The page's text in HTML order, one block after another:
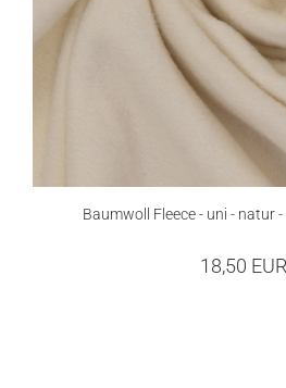
Baumwoll Fleece - uni - natur
18,50 EUR